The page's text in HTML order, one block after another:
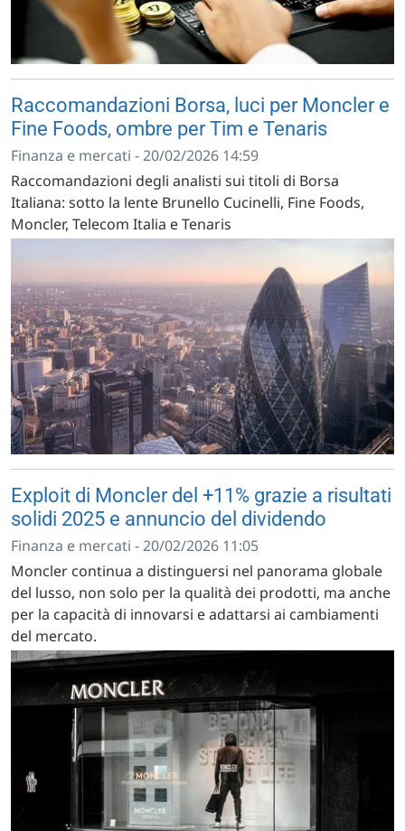
Raccomandazioni Borsa, luci per Moncler e
Fine Foods, ombre per Tim e Tenaris
Finanza e mercati - 20/02/2026 14:59
Raccomandazioni degli analisti sui titoli di Borsa
Italiana: sotto la lente Brunello Cucinelli, Fine Foods,
Moncler, Telecom Italia e Tenaris
Exploit di Moncler del +11% grazie a risultati
solidi 2025 e annuncio del dividendo
Finanza e mercati - 20/02/2026 11:05
Moncler continua a distinguersi nel panorama globale
del lusso, non solo per la qualità dei prodotti, ma anche
per la capacità di innovarsi e adattarsi ai cambiamenti
del mercato.